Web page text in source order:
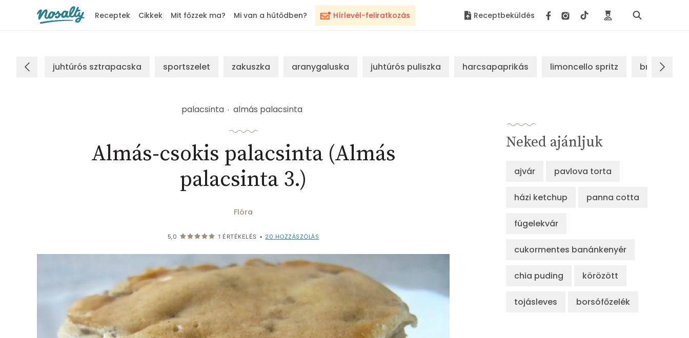
Hírlevél-feliratkozás
Receptek Cikkek Mit főzzek ma? Mi van a hűtődben? Receptbeküldés
juhtúrós sztrapacska sportszelet zakuszka aranygaluska juhtúrós puliszka harcsapaprikás limoncello spritz brassói
palacsinta almás palacsinta
Almás-csokis palacsinta (Almás
palacsinta 3.)
Flóra
5,0 1 ÉRTÉKELÉS • 20 HOZZÁSZÓLÁS
Neked ajánljuk
ajvár pavlova torta
házi ketchup panna cotta
fügelekvár
cukormentes banánkenyér
chia puding körözött
tojásleves borsófőzelék